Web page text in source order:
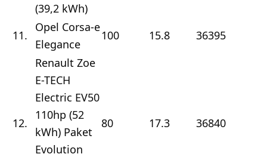
(39,2 kWh)
11.
Opel Corsa-e
Elegance
100 15.8 36395
12.
Renault Zoe
E-TECH
Electric EV50
110hp (52
kWh) Paket
Evolution
80 17.3 36840